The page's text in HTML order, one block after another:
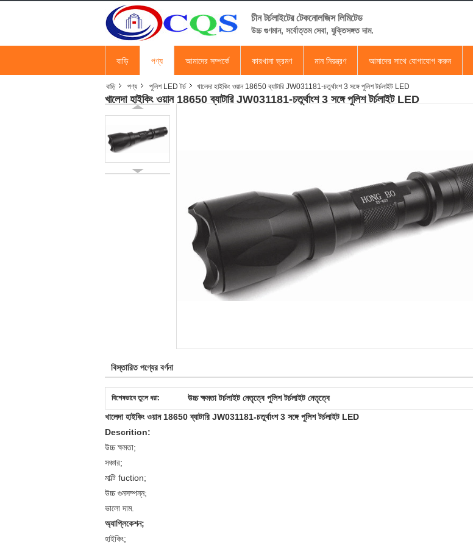
চীন টর্চলাইটের টেকনোলজিস লিমিটেড
উচ্চ গুণমান, সর্বোত্তম সেবা, যুক্তিসঙ্গত দাম.
বাড়ি পণ্য আমাদের সম্পর্কে কারখানা ভ্রমণ মান নিয়ন্ত্রণ আমাদের সাথে যোগাযোগ করুন
বাড়ি পণ্য পুলিশ LED টর্চ খালেদা হাইকিং ওয়ান 18650 ব্যাটারি JW031181-চতুর্থাংশ 3 সঙ্গে পুলিশ টর্চলাইট LED
খালেদা হাইকিং ওয়ান 18650 ব্যাটারি JW031181-চতুর্থাংশ 3 সঙ্গে পুলিশ টর্চলাইট LED
বিস্তারিত পণ্যের বর্ণনা
বিশেষভাবে তুলে ধরা:
উচ্চ ক্ষমতা টর্চলাইট নেতৃত্বে পুলিশ টর্চলাইট নেতৃত্বে
খালেদা হাইকিং ওয়ান 18650 ব্যাটারি JW031181-চতুর্থাংশ 3 সঙ্গে পুলিশ টর্চলাইট LED
Descrition:
উচ্চ ক্ষমতা;
সঞ্চার;
মাল্টি fuction;
উচ্চ গুনসম্পন্ন;
ভালো দাম.
অ্যাপ্লিকেশন;
হাইকিং;